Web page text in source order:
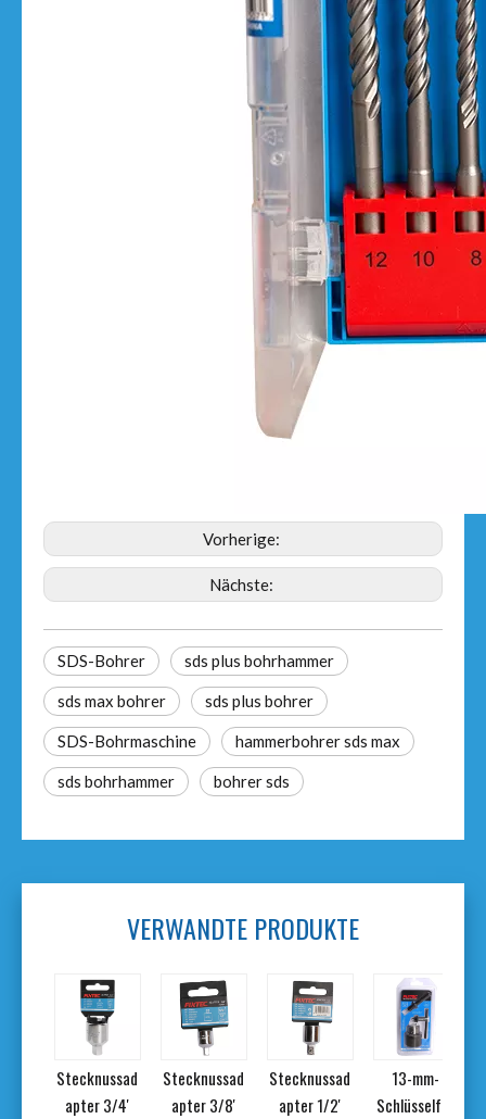
Vorherige:
Nächste:
SDS-Bohrer sds plus bohrhammer
sds max bohrer sds plus bohrer
SDS-Bohrmaschine hammerbohrer sds max
sds bohrhammer bohrer sds
VERWANDTE PRODUKTE
Stecknussad
apter 3/4'
Stecknussad
apter 3/8'
Stecknussad
apter 1/2'
13-mm-
Schlüsselfut